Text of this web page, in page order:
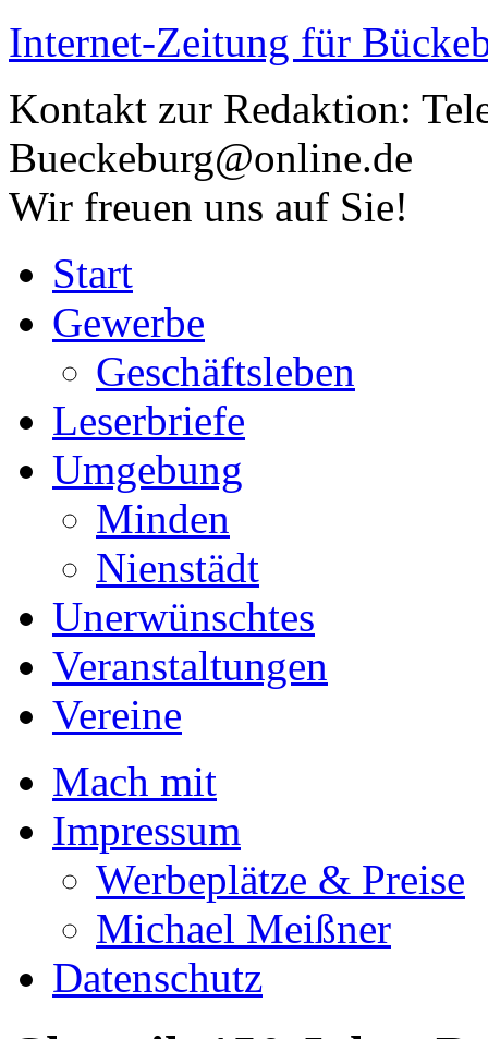
Internet-Zeitung für
Kontakt zur Redaktion:
Bueckeburg@online.de
Wir freuen uns auf Sie!
Start
Gewerbe
Geschäftsleben
Leserbriefe
Umgebung
Minden
Nienstädt
Unerwünschtes
Veranstaltungen
Vereine
Mach mit
Impressum
Werbeplätze & Preise
Michael Meißner
Datenschutz